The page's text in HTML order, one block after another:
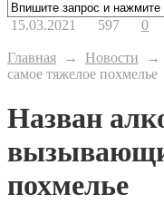
15.03.2021 597 0
Главная → Новости →
самое тяжелое похмелье
Назван
похмелье